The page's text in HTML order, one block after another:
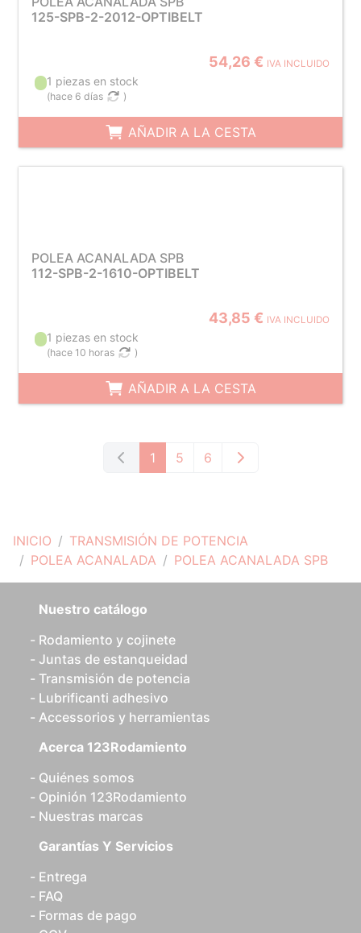
INICIO
TRANSMISIÓN DE POTENCIA
POLEA ACANALADA
POLEA ACANALADA SPB
125-SPB-2-2012-OPTIBELT
54,26 € IVA INCLUIDO
1 piezas en stock
(hace 6 días )
AÑADIR A LA CESTA
POLEA ACANALADA SPB
112-SPB-2-1610-OPTIBELT
43,85 € IVA INCLUIDO
1 piezas en stock
(hace 10 horas )
AÑADIR A LA CESTA
1 5 6
Nuestro catálogo
Rodamiento y cojinete
Juntas de estanqueidad
Transmisión de potencia
Lubrificanti adhesivo
Accessorios y herramientas
Acerca 123Rodamiento
Quiénes somos
Opinión 123Rodamiento
Nuestras marcas
Garantías Y Servicios
Entrega
FAQ
Formas de pago